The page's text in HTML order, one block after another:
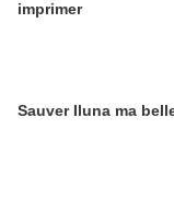
imprimer
Sauver Iluna ma